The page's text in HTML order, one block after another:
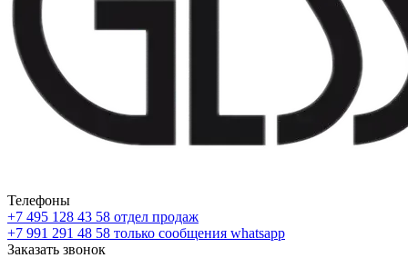
Телефоны
+7 495 128 43 58 отдел продаж
+7 991 291 48 58 только сообщения whatsapp
Заказать звонок